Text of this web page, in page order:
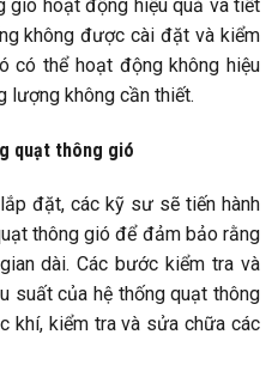
gió hoạt động hiệu quả và tiết
không được cài đặt và kiểm
có thể hoạt động không hiệu
lượng không cần thiết.
quạt thông gió
đặt, các kỹ sư sẽ tiến hành
thông gió để đảm bảo rằng
dài. Các bước kiểm tra và
suất của hệ thống quạt thông
khí, kiểm tra và sửa chữa các